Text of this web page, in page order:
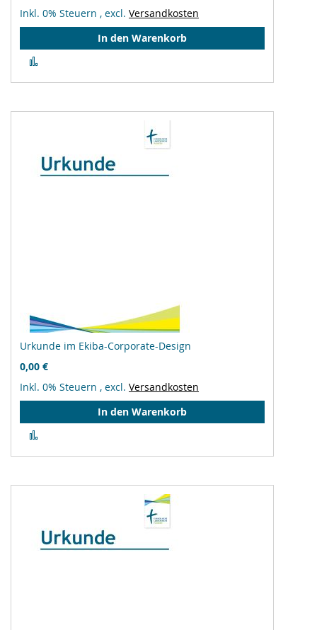
Inkl. 0% Steuern , excl. Versandkosten
In den Warenkorb
hinzufügen
Urkunde im Ekiba-Corporate-Design
0,00 €
Inkl. 0% Steuern , excl. Versandkosten
In den Warenkorb
hinzufügen